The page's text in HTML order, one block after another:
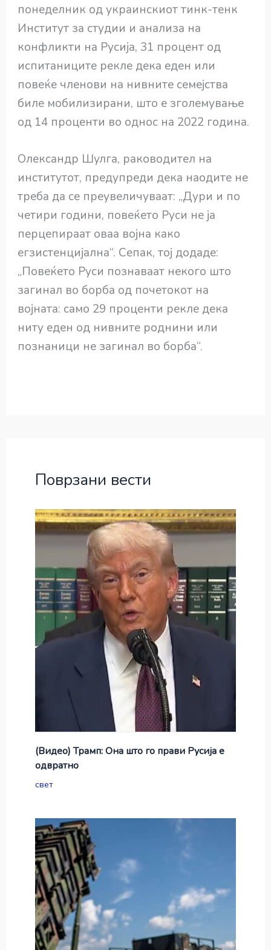
понеделник од украинскиот тинк-тенк
Институт за студии и анализа на
конфликти на Русија, 31 процент од
испитаниците рекле дека еден или
повеќе членови на нивните семејства
биле мобилизирани, што е зголемување
од 14 проценти во однос на 2022 година.
Олександр Шулга, раководител на
институтот, предупреди дека наодите не
треба да се преувеличуваат: „Дури и по
четири години, повеќето Руси не ја
перцепираат оваа војна како
егзистенцијална“. Сепак, тој додаде:
„Повеќето Руси познаваат некого што
загинал во борба од почетокот на
војната: само 29 проценти рекле дека
ниту еден од нивните роднини или
познаници не загинал во борба“.
Поврзани вести
(Видео) Трамп: Она што го прави Русија е
одвратно
свет